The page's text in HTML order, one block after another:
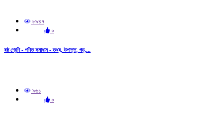
৮৯৪৭
০
ষষ্ঠ শ্রেণি - গণিত সমাধান - তথ্য, উপাত্ত, গড়,...
৯৬১
০